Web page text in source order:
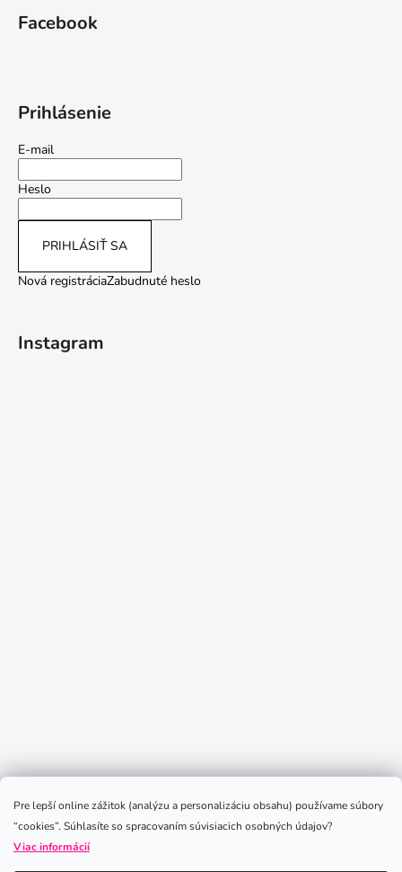
Pre lepší online zážitok (analýzu a personalizáciu obsahu) používame súbory
“cookies”. Súhlasíte so spracovaním súvisiacich osobných údajov?
Viac informácií
Facebook
Prihlásenie
E-mail
Heslo
PRIHLÁSIŤ SA
Nová registráciaZabudnuté heslo
Instagram
Sledovať na Instagrame